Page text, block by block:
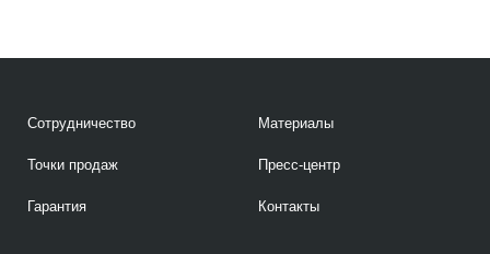
Сотрудничество
Точки продаж
Гарантия
Материалы
Пресс-центр
Контакты